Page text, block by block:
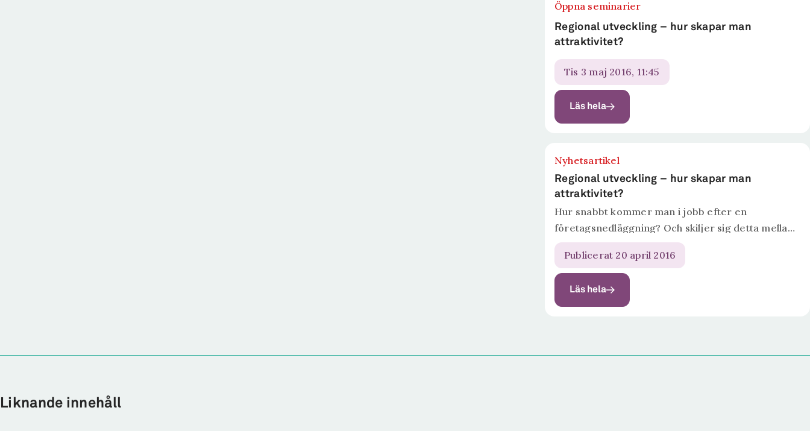
Öppna seminarier
Regional utveckling – hur skapar man
attraktivitet?
tis 3 maj 2016, 11:45
Läs hela
Nyhetsartikel
Regional utveckling – hur skapar man
attraktivitet?
Hur snabbt kommer man i jobb efter en
företagsnedläggning? Och skiljer sig detta mellan
orter? Varför flyttar människor inom landet? Är
det långsiktiga karriärmöjligheter som avgör?
Svaren ges på Ratio den 3:e maj. Då presenterar...
Publicerat 20 april 2016
Läs hela
Liknande innehåll